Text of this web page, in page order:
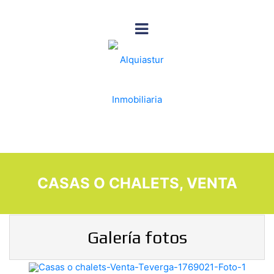
CASAS O CHALETS, VENTA
Galería fotos